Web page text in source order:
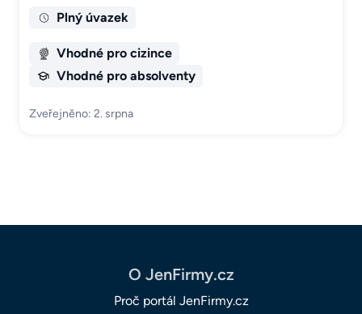
Plný úvazek
Vhodné pro cizince
Vhodné pro absolventy
Zveřejněno: 2. srpna
O JenFirmy.cz
Proč portál JenFirmy.cz